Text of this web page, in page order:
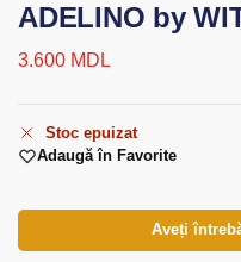
ADELINO by
3.600 MDL
Stoc epuizat
Adaugă în Favorite
Aveți